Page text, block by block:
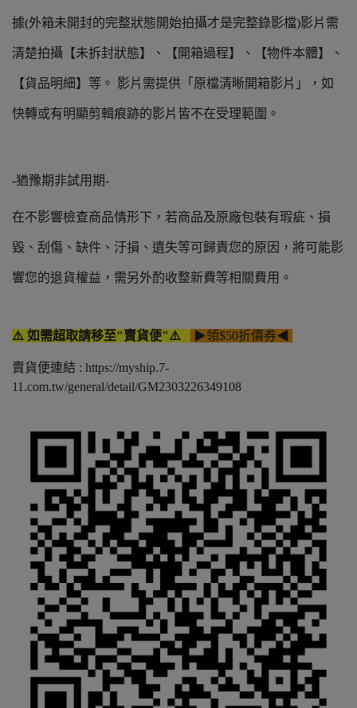
據(外箱未開封的完整狀態開始拍攝才是完整錄影檔)影片需
清楚拍攝【未拆封狀態】、【開箱過程】、【物件本體】、
【貨品明細】等。 影片需提供「原檔清晰開箱影片」，如
快轉或有明顯剪輯痕跡的影片皆不在受理範圍。
-猶豫期非試用期-
在不影響檢查商品情形下，若商品及原廠包裝有瑕疵、損
毀、刮傷、缺件、汙損、遺失等可歸責您的原因，將可能影
響您的退貨權益，需另外酌收整新費等相關費用。
⚠️ 如需超取請移至"賣貨便"⚠️ ▶領$50折價券◀
賣貨便連結 : https://myship.7-
11.com.tw/general/detail/GM2303226349108